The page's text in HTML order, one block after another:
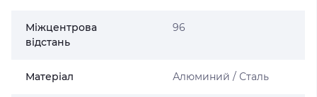
Міжцентрова
відстань
96
Матеріал Алюминий / Сталь